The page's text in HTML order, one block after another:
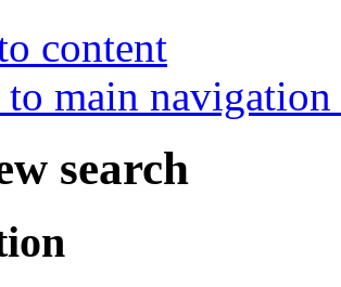
content
to main
search